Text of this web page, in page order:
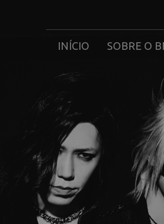
INÍCIO SOBRE O